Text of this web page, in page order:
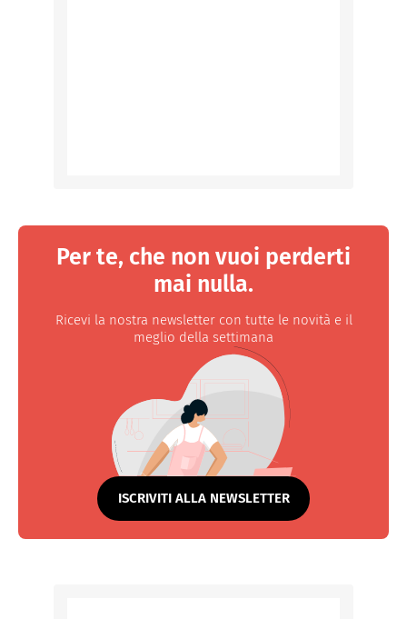
Per te, che non vuoi perderti
mai nulla.
Ricevi la nostra newsletter con tutte le novità e il
meglio della settimana
ISCRIVITI ALLA NEWSLETTER